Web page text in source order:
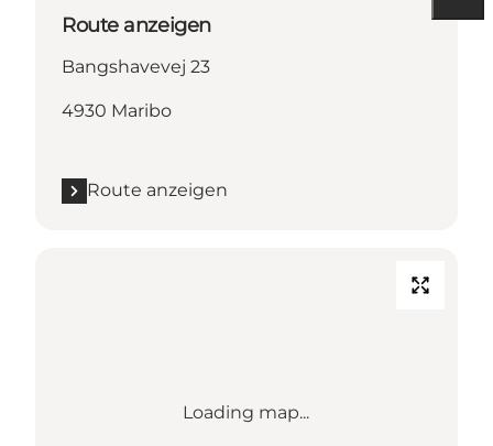
Route anzeigen
Bangshavevej 23
4930 Maribo
Route anzeigen
Loading map...